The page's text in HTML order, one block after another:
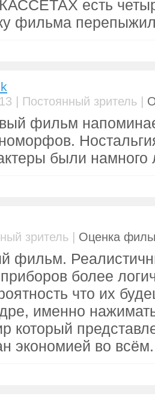
есть
фильма
| Постоянный зритель |
фильм
были
зритель | Оценка
фильм.
более
что их
именно
который
экономией во всём.